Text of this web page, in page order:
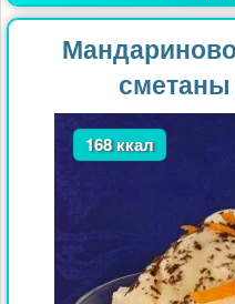
сметаны
168 ккал